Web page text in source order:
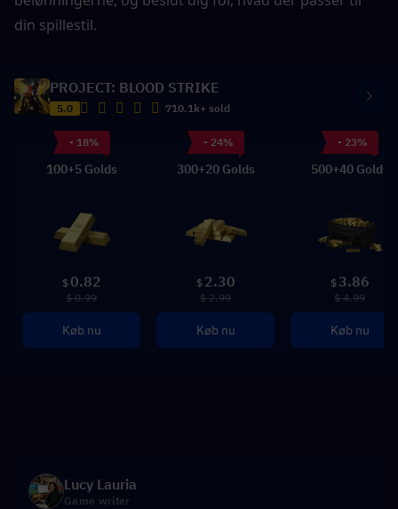
din spillestil.
PROJECT: BLOOD STRIKE
5.0 710.1k+ sold
- 18%
100+5 Golds
$ 0.82
$ 0.99
Køb nu
- 24%
300+20 Golds
$ 2.30
$ 2.99
Køb nu
- 23%
500+40 Golds
$ 3.86
$ 4.99
Køb nu
Lucy Lauria
Game writer